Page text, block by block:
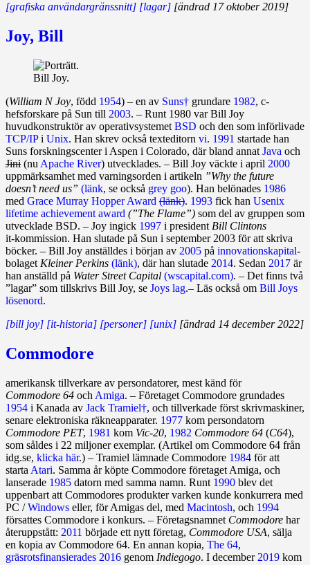
[grafiska användargränssnitt] [lagar] [ändrad 17 oktober 2019]
Joy, Bill
Bill Joy.
(William N Joy, född 1954) – en av Suns† grundare 1982, c­
hefsforskare på Sun till 2003. – Runt 1980 var Bill Joy
huvudkonstruk­tör av operativ­systemet BSD och den som in­för­livade
TCP/IPi Unix. Han skrev också texteditorn vi. 1991 startade han
Suns forskningscenter i Aspen i Colorado, där bland annat Java och
Jini (nu Apache River) utvecklades. – Bill Joy väckte i april 2000
upp­märk­sam­het med varningsorden i artikeln ”Why the future
doesn’t need us” (länk, se också grey goo). Han belönades 1986
med Grace Murray Hopper Award (länk). 1993 fick han Usenix
lifetime achievement ­award (”The Flame”) som del av gruppen som
utvecklade BSD. – Joy ingick 1997 i president Bill Clintons
it‑kommis­sion. Han slutade på Sun i september 2003 för att skriva
böcker. – Bill Joy anställdes i början av 2005 på innovations­kapital-
bolaget Kleiner Perkins (länk), där han slutade 2014. Sedan 2017 är
han anställd på Water Street Capital (wscapital.com). – Det finns två
”lagar” som tillskrivs Bill Joy, se Joys lag.– Läs också om Bill Joys
lösenord.
[bill joy] [it-historia] [personer] [unix] [ändrad 14 december 2022]
Commodore
amerikansk tillverkare av persondatorer, mest känd för
Commodore 64 och Amiga. – Företaget Commodore grundades
1954 i Kanada av Jack Tramiel†, och tillverkade först skrivmaskiner,
senare elektroniska räkneapparater. 1977 kom persondatorn
Commodore PET, 1981 kom Vic‑20, 1982 Commodore 64 (C64),
som såldes i 22 miljoner exemplar. (Artikel om Commodore 64 från
idg.se, klicka här.) – Tramiel lämnade Commodore 1984 för att
starta Atari. Samma år köpte Commodore företaget Amiga, och
lanserade 1985 datorn med samma namn. Runt 1990 blev det
uppenbart att Commodores produkter varken kunde konkurrera med
PC /Windows eller, för Amigas del, med Macintosh, och 1994
försattes Commodore i konkurs. – Företagsnamnet Commodore har
återuppstått: 2011 började ett nytt företag, Commodore USA, sälja
en kopia av Commodore 64. En annan kopia, The 64,
gräsrotsfinansierades 2016 genom Indiegogo. I december 2019 kom